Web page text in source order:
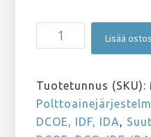
Pääsuutin
DCOE,
IDA
230
määrä
Lisää
Tuotetunnus (SKU):
DCOE, IDF, IDA,